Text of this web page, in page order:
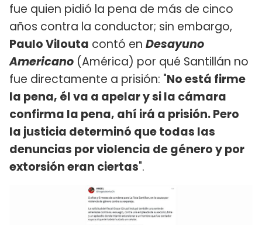
fue quien pidió la pena de más de cinco
años contra la conductor; sin embargo,
Paulo Vilouta ​contó en Desayuno
Americano (América) por qué Santillán no
fue directamente a prisión: "No está firme
la pena, él va a apelar y si la cámara
confirma la pena, ahí irá a prisión. Pero
la justicia determinó que todas las
denuncias por violencia de género y por
extorsión eran ciertas".